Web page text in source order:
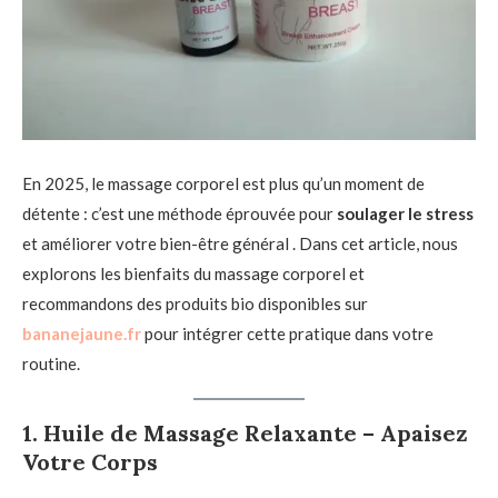
En 2025, le massage corporel est plus qu’un moment de
détente : c’est une méthode éprouvée pour soulager le stress
et améliorer votre bien-être général . Dans cet article, nous
explorons les bienfaits du massage corporel et
recommandons des produits bio disponibles sur
bananejaune.frpour intégrer cette pratique dans votre
routine.
1. Huile de Massage Relaxante – Apaisez
Votre Corps